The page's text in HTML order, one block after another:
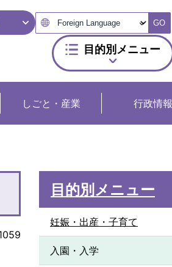
GO
目的別メニュー
しごと・産業 行政情報
目的別メニュー
妊娠・出産・子育て
入園・入学